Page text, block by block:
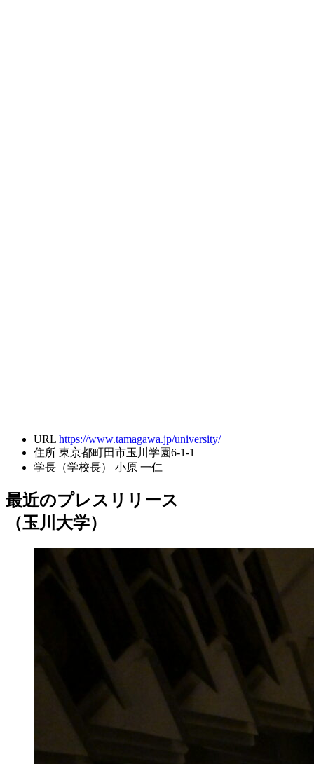
URL https://www.tamagawa.jp/university/
住所 東京都町田市玉川学園6-1-1
学長（学校長）
小原 一仁
最近のプレスリリース
（玉川大学）